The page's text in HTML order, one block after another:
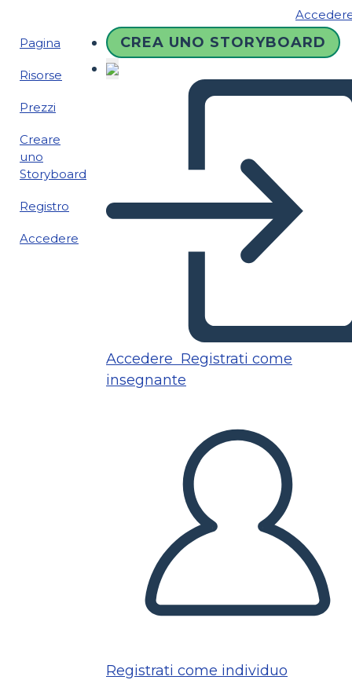
Pagina
Risorse
Prezzi
Creare
uno
Storyboard
Registro
Accedere
CREA UNO STORYBOARD
Accedere Registrati come
insegnante
Registrati come individuo